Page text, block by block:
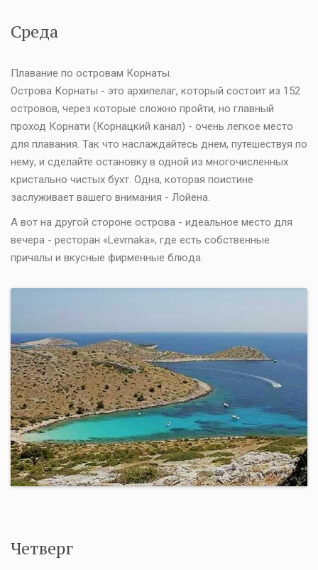
Среда
Плавание по островам Корнаты.
Острова Корнаты - это архипелаг, который состоит из 152
островов, через которые сложно пройти, но главный
проход Корнати (Корнацкий канал) - очень легкое место
для плавания. Так что наслаждайтесь днем, путешествуя по
нему, и сделайте остановку в одной из многочисленных
кристально чистых бухт. Одна, которая поистине
заслуживает вашего внимания - Лойена.
А вот на другой стороне острова - идеальное место для
вечера - ресторан «Levrnaka», где есть собственные
причалы и вкусные фирменные блюда.
Четверг